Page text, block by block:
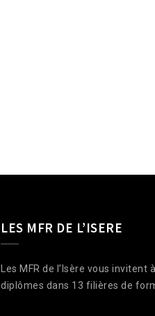
LES MFR DE L’ISERE
Les MFR de l’Isère vous
diplômes dans 13 filières de